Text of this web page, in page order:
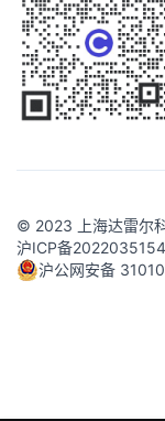
© 2023 上海达雷尔
沪ICP备
沪公网安备